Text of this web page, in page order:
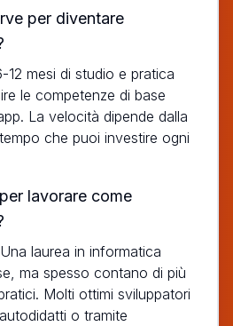
per diventare
mesi di studio e pratica
le competenze di base
La velocità dipende dalla
che puoi investire ogni
lavorare come
laurea in informatica
ma spesso contano di più
Molti ottimi sviluppatori
o tramite